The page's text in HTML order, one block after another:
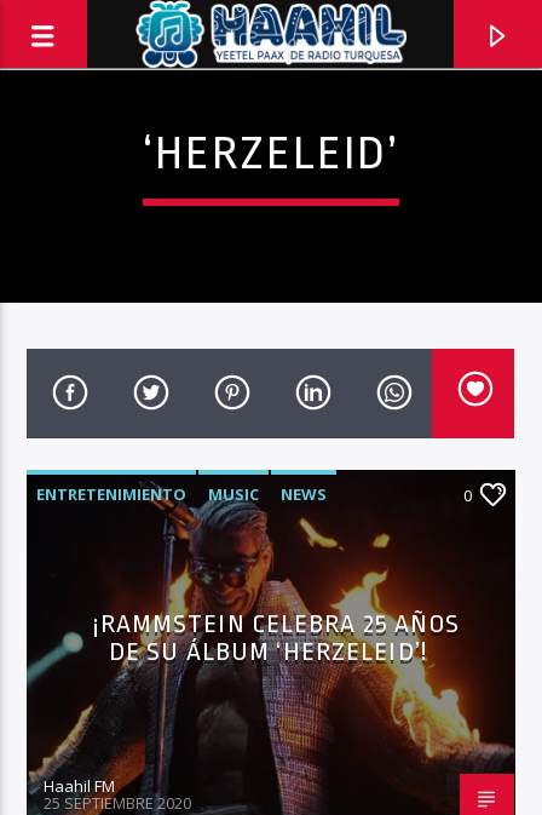
INFORMATIVO TURQUESA – 1RA EMISIÓN
6:30 AM 8:30 AM
Haahil FM
‘HERZELEID’
ENTRETENIMIENTO MUSIC NEWS 0
¡RAMMSTEIN CELEBRA 25 AÑOS
DE SU ÁLBUM ‘HERZELEID’!
Haahil FM
25 SEPTIEMBRE 2020